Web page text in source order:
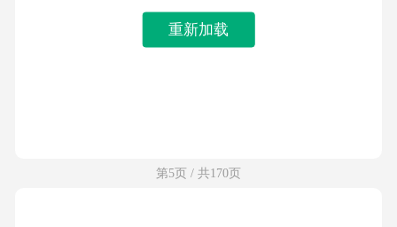
重新加载
第5页 / 共170页